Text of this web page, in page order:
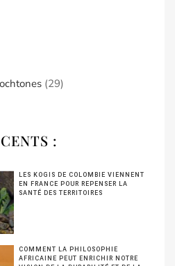
(29)
:
LES KOGIS DE COLOMBIE VIENNENT
EN FRANCE POUR REPENSER LA
SANTÉ DES TERRITOIRES
COMMENT LA PHILOSOPHIE
AFRICAINE PEUT ENRICHIR NOTRE